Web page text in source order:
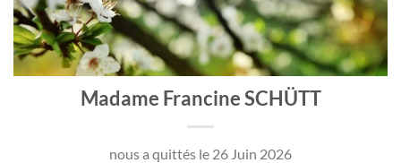
Madame Francine SCHÜTT
nous a quittés le 26 Juin 2026